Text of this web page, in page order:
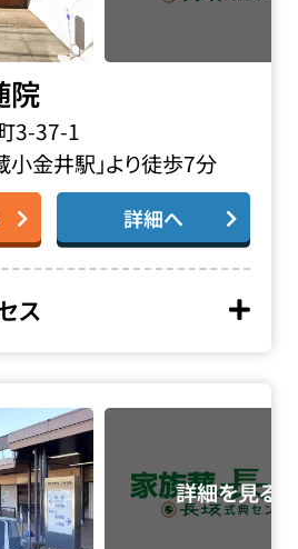
院
3-37-1
小金井駅」より徒歩7分
詳細へ
ス